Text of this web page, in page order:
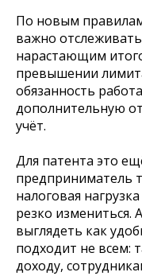
По новым
важно
нарастающим
превышении
обязанность
дополнительную
учёт.
Для патента это
предприниматель
налоговая
резко измениться.
выглядеть как
подходит не всем:
доходу,